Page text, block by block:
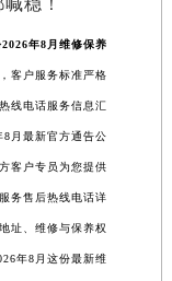
年8月维修保养
客户服务标准严格
线电话服务信息汇
月最新官方通告公
客户专员为您提供
务售后热线电话详
址、维修与保养权
年8月这份最新维